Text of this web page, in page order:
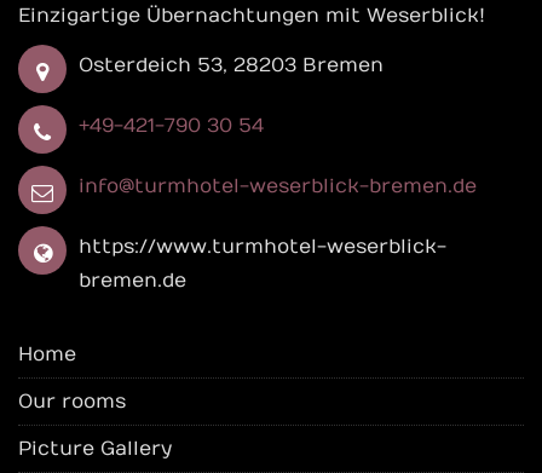
Einzigartige Übernachtungen mit Weserblick!
Osterdeich 53, 28203 Bremen
+49-421-790 30 54
info@turmhotel-weserblick-bremen.de
https://www.turmhotel-weserblick-
bremen.de
Home
Our rooms
Picture Gallery